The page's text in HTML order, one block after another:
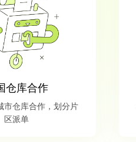
仓库合作
市仓库合作，划分片
区派单